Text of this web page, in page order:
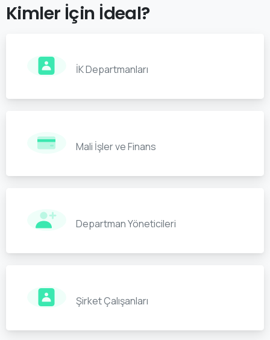
Kimler İçin İdeal?
İK Departmanları
Mali İşler ve Finans
Departman Yöneticileri
Şirket Çalışanları